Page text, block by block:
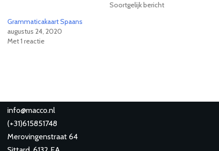
Soortgelijk bericht
Grammaticakaart Spaans
augustus 24, 2020
Met 1 reactie
info@macco.nl
(+31)615851748
Merovingenstraat 64